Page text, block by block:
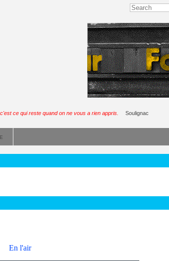
ce qui reste quand on ne vous a rien appris. Soulignac
En l'air